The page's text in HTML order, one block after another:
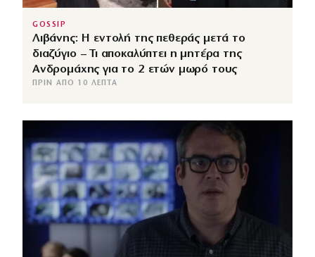
GOSSIP
Λιβάνης: Η εντολή της πεθεράς μετά το
διαζύγιο – Τι αποκαλύπτει η μητέρα της
Ανδρομάχης για το 2 ετών μωρό τους
ΠΡΙΝ ΑΠΌ 10 ΛΕΠΤΆ